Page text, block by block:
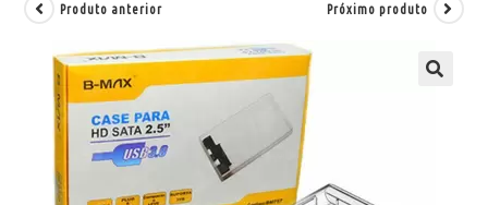
Produto anterior Próximo produto